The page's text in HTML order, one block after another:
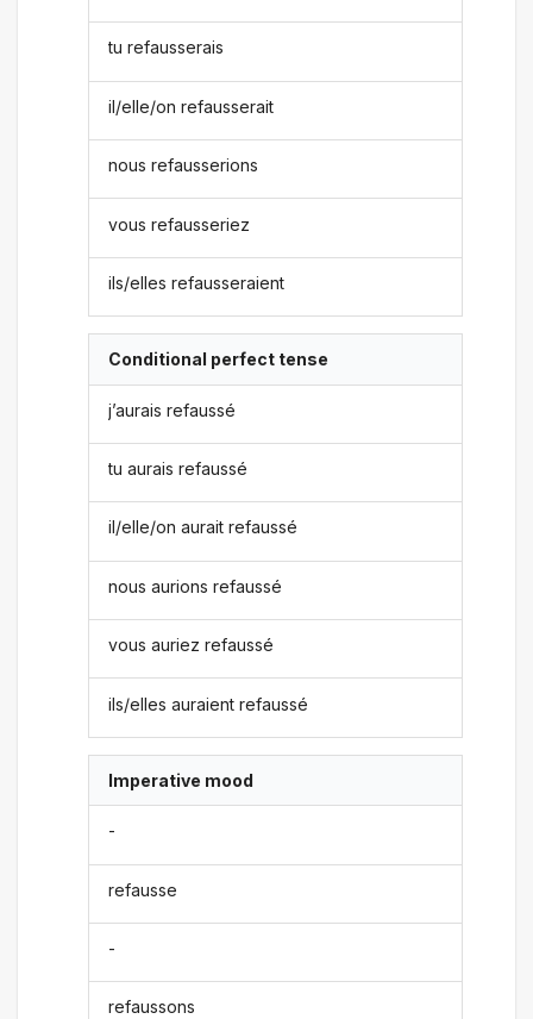
tu refausserais
il/elle/on refausserait
nous refausserions
vous refausseriez
ils/elles refausseraient
Conditional perfect tense
j’aurais refaussé
tu aurais refaussé
il/elle/on aurait refaussé
nous aurions refaussé
vous auriez refaussé
ils/elles auraient refaussé
Imperative mood
-
refausse
-
refaussons